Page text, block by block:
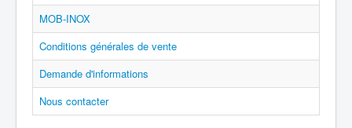
MOB-INOX
Conditions générales de vente
Demande d'informations
Nous contacter